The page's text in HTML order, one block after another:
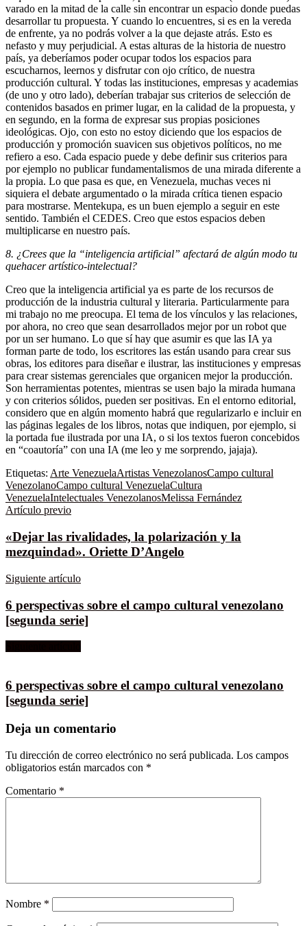
varado en la mitad de la calle sin encontrar un espacio donde puedas
desarrollar tu propuesta. Y cuando lo encuentres, si es en la vereda
de enfrente, ya no podrás volver a la que dejaste atrás. Esto es
nefasto y muy perjudicial. A estas alturas de la historia de nuestro
país, ya deberíamos poder ocupar todos los espacios para
escucharnos, leernos y disfrutar con ojo crítico, de nuestra
producción cultural. Y todas las instituciones, empresas y academias
(de uno y otro lado), deberían trabajar sus criterios de selección de
contenidos basados en primer lugar, en la calidad de la propuesta, y
en segundo, en la forma de expresar sus propias posiciones
ideológicas. Ojo, con esto no estoy diciendo que los espacios de
producción y promoción suavicen sus objetivos políticos, no me
refiero a eso. Cada espacio puede y debe definir sus criterios para
por ejemplo no publicar fundamentalismos de una mirada diferente a
la propia. Lo que pasa es que, en Venezuela, muchas veces ni
siquiera el debate argumentado o la mirada crítica tienen espacio
para mostrarse. Mentekupa, es un buen ejemplo a seguir en este
sentido. También el CEDES. Creo que estos espacios deben
multiplicarse en nuestro país.
8. ¿Crees que la “inteligencia artificial” afectará de algún modo tu
quehacer artístico-intelectual?
Creo que la inteligencia artificial ya es parte de los recursos de
producción de la industria cultural y literaria. Particularmente para
mi trabajo no me preocupa. El tema de los vínculos y las relaciones,
por ahora, no creo que sean desarrollados mejor por un robot que
por un ser humano. Lo que sí hay que asumir es que las IA ya
forman parte de todo, los escritores las están usando para crear sus
obras, los editores para diseñar e ilustrar, las instituciones y empresas
para crear sistemas gerenciales que organicen mejor la producción.
Son herramientas potentes, mientras se usen bajo la mirada humana
y con criterios sólidos, pueden ser positivas. En el entorno editorial,
considero que en algún momento habrá que regularizarlo e incluir en
las páginas legales de los libros, notas que indiquen, por ejemplo, si
la portada fue ilustrada por una IA, o si los textos fueron concebidos
en “coautoría” con una IA (me leo y me sorprendo, jajaja).
Etiquetas: Arte VenezuelaArtistas VenezolanosCampo cultural
VenezolanoCampo cultural VenezuelaCultura
VenezuelaIntelectuales VenezolanosMelissa Fernández
Artículo previo
«Dejar las rivalidades, la polarización y la
mezquindad». Oriette D’Angelo
Siguiente artículo
6 perspectivas sobre el campo cultural venezolano
[segunda serie]
6 perspectivas sobre el campo cultural venezolano
[segunda serie]
Deja un comentario
Tu dirección de correo electrónico no será publicada. Los campos
obligatorios están marcados con *
Comentario *
Nombre *